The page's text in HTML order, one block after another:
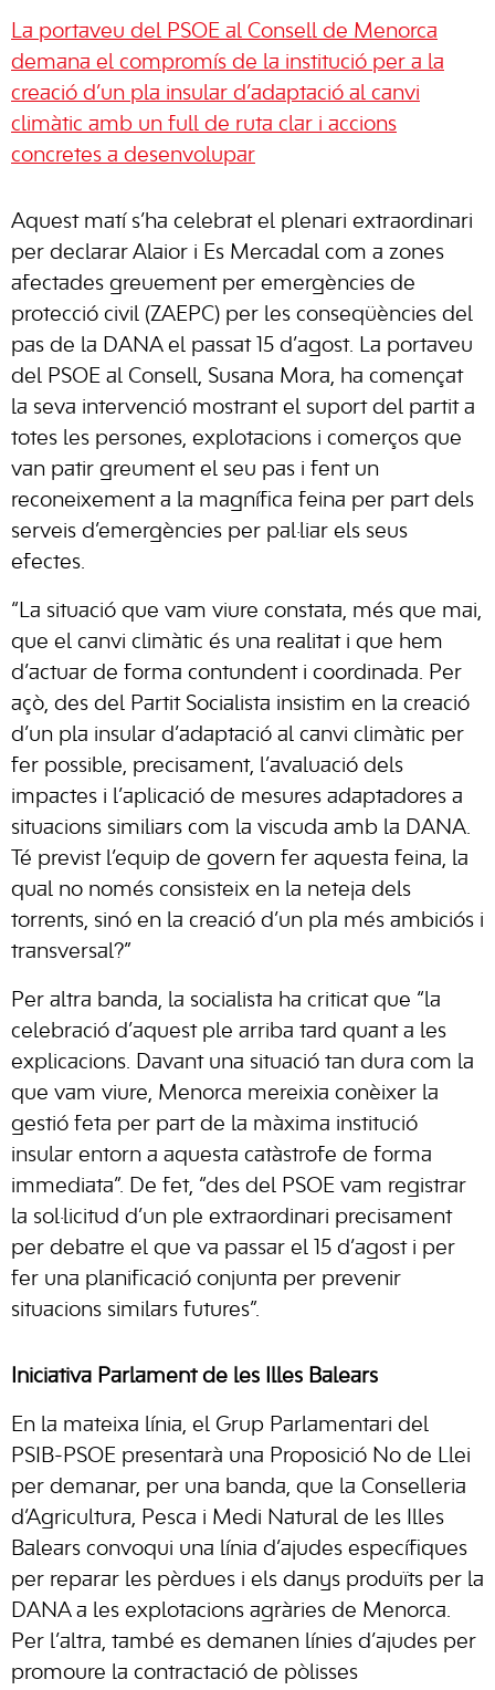
La portaveu del PSOE al Consell de Menorca
demana el compromís de la institució per a la
creació d’un pla insular d’adaptació al canvi
climàtic amb un full de ruta clar i accions
concretes a desenvolupar
Aquest matí s’ha celebrat el plenari extraordinari
per declarar Alaior i Es Mercadal com a zones
afectades greuement per emergències de
protecció civil (ZAEPC) per les conseqüències del
pas de la DANA el passat 15 d’agost. La portaveu
del PSOE al Consell, Susana Mora, ha començat
la seva intervenció mostrant el suport del partit a
totes les persones, explotacions i comerços que
van patir greument el seu pas i fent un
reconeixement a la magnífica feina per part dels
serveis d’emergències per pal·liar els seus
efectes.
“La situació que vam viure constata, més que mai,
que el canvi climàtic és una realitat i que hem
d’actuar de forma contundent i coordinada. Per
açò, des del Partit Socialista insistim en la creació
d’un pla insular d’adaptació al canvi climàtic per
fer possible, precisament, l’avaluació dels
impactes i l’aplicació de mesures adaptadores a
situacions similiars com la viscuda amb la DANA.
Té previst l’equip de govern fer aquesta feina, la
qual no només consisteix en la neteja dels
torrents, sinó en la creació d’un pla més ambiciós i
transversal?”
Per altra banda, la socialista ha criticat que “la
celebració d’aquest ple arriba tard quant a les
explicacions. Davant una situació tan dura com la
que vam viure, Menorca mereixia conèixer la
gestió feta per part de la màxima institució
insular entorn a aquesta catàstrofe de forma
immediata”. De fet, “des del PSOE vam registrar
la sol·licitud d’un ple extraordinari precisament
per debatre el que va passar el 15 d’agost i per
fer una planificació conjunta per prevenir
situacions similars futures”.
Iniciativa Parlament de les Illes Balears
En la mateixa línia, el Grup Parlamentari del
PSIB-PSOE presentarà una Proposició No de Llei
per demanar, per una banda, que la Conselleria
d’Agricultura, Pesca i Medi Natural de les Illes
Balears convoqui una línia d’ajudes específiques
per reparar les pèrdues i els danys produïts per la
DANA a les explotacions agràries de Menorca.
Per l’altra, també es demanen línies d’ajudes per
promoure la contractació de pòlisses